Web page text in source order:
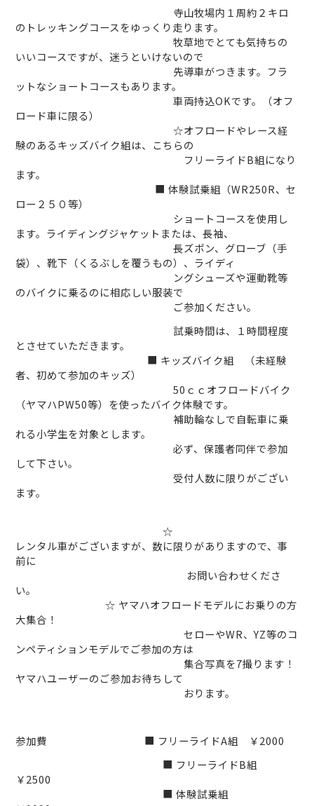
寺山牧場内１周約２キロ
のトレッキングコースをゆっくり走ります。
牧草地でとても気持ちの
いいコースですが、迷うといけないので
先導車がつきます。フラ
ットなショートコースもあります。
車両持込OKです。（オフ
ロード車に限る）
☆オフロードやレース経
験のあるキッズバイク組は、こちらの
フリーライドB組になり
ます。
■ 体験試乗組（WR250R、セ
ロー２５０等）
ショートコースを使用し
ます。ライディングジャケットまたは、長袖、
長ズボン、グローブ（手
袋）、靴下（くるぶしを覆うもの）、ライディ
ングシューズや運動靴等
のバイクに乗るのに相応しい服装で
ご参加ください。
試乗時間は、１時間程度
とさせていただきます。
■ キッズバイク組 （未経験
者、初めて参加のキッズ）
50 ｃｃオフロードバイク
（ヤマハPW50等）を使ったバイク体験です。
補助輪なしで自転車に乗
れる小学生を対象とします。
必ず、保護者同伴で参加
して下さい。
受付人数に限りがござい
ます。
☆
レンタル車がございますが、数に限りがありますので、事
前に
お問い合わせくださ
い。
☆ ヤマハオフロードモデルにお乗りの方
大集合 ！
セローやWR、YZ等のコ
ンペティションモデルでご参加の方は
集合写真を7撮ります！
ヤマハユーザーのご参加お待ちして
おります。
参加費 ■ フリーライドA組 ￥2000
■ フリーライドB組
￥2500
■ 体験試乗組